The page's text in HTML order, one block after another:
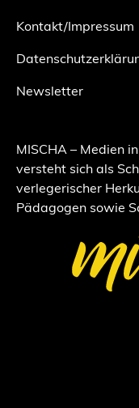
Kontakt/Impressum
Newsletter
MISCHA – Medien
versteht sich als
verlegerischer
Pädagogen sowie